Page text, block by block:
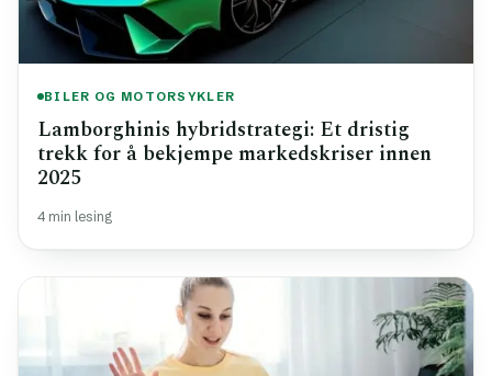
BILER OG MOTORSYKLER
Lamborghinis hybridstrategi: Et dristig
trekk for å bekjempe markedskriser innen
2025
4 min lesing